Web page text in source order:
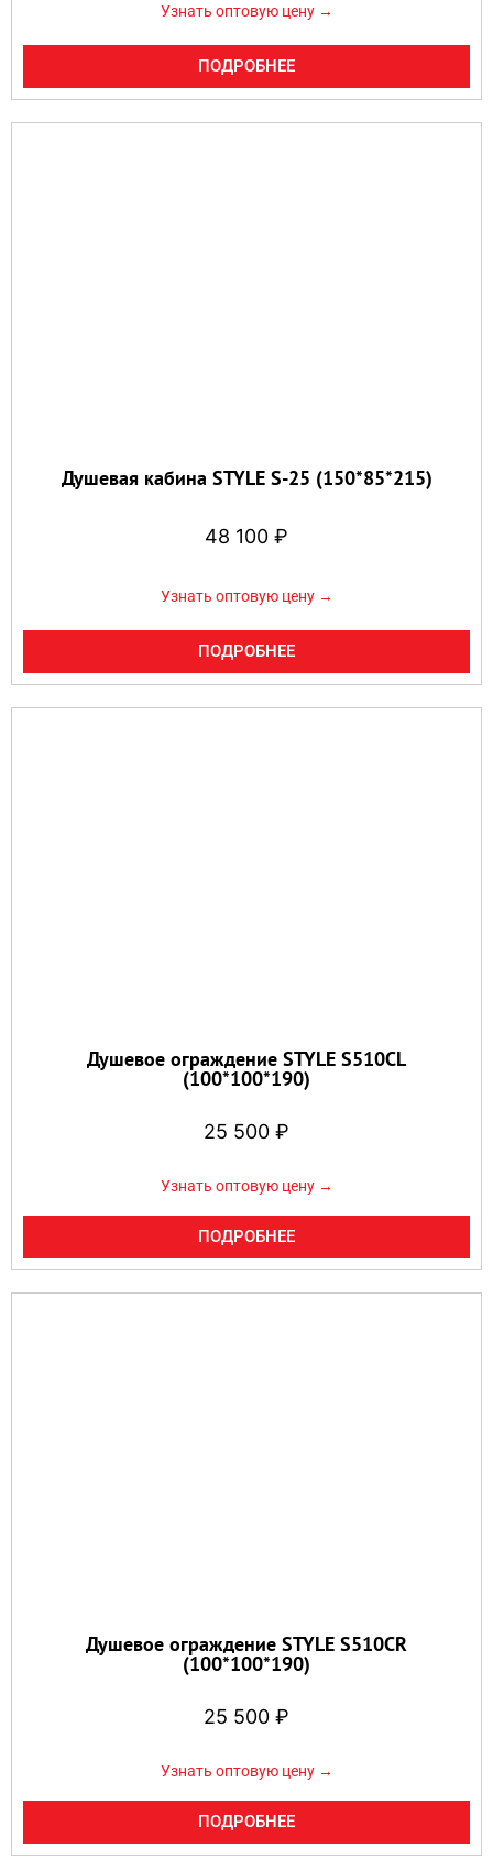
Узнать оптовую цену →
ПОДРОБНЕЕ
Душевая кабина STYLE S-25 (150*85*215)
48 100 ₽
Узнать оптовую цену →
ПОДРОБНЕЕ
Душевое ограждение STYLE S510CL
(100*100*190)
25 500 ₽
Узнать оптовую цену →
ПОДРОБНЕЕ
Душевое ограждение STYLE S510CR
(100*100*190)
25 500 ₽
Узнать оптовую цену →
ПОДРОБНЕЕ